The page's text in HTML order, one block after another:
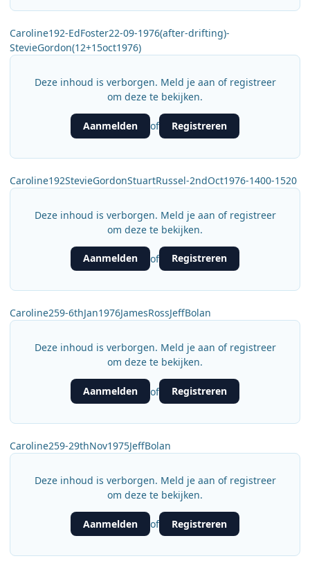
Caroline192-EdFoster22-09-1976(after-drifting)-
StevieGordon(12+15oct1976)
Deze inhoud is verborgen. Meld je aan of registreer
om deze te bekijken.
Aanmelden of Registreren
Caroline192StevieGordonStuartRussel-2ndOct1976-1400-1520
Deze inhoud is verborgen. Meld je aan of registreer
om deze te bekijken.
Aanmelden of Registreren
Caroline259-6thJan1976JamesRossJeffBolan
Deze inhoud is verborgen. Meld je aan of registreer
om deze te bekijken.
Aanmelden of Registreren
Caroline259-29thNov1975JeffBolan
Deze inhoud is verborgen. Meld je aan of registreer
om deze te bekijken.
Aanmelden of Registreren